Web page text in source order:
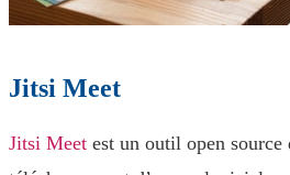
Jitsi Meet
Jitsi Meet est un outil open source